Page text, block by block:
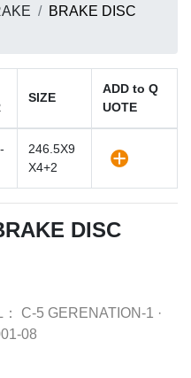
BRAKE DISC
SIZE
ADD to Q
UOTE
246.5X9
X4+2
DISC
C-5 GERENATION-1 ·
08